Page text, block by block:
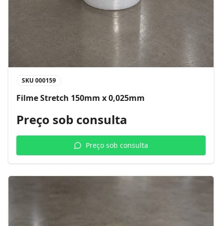
SKU 000159
Filme Stretch 150mm x 0,025mm
Preço sob consulta
Preço sob consulta